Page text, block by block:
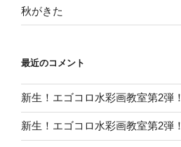
秋がきた
最近のコメント
新生！エゴコロ水彩画教室第2弾！
新生！エゴコロ水彩画教室第2弾！